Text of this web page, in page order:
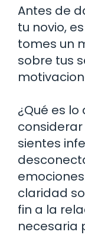
Antes de
tu novio,
tomes un
sobre tus
¿Qué es
sientes
claridad
fin a la
necesaria